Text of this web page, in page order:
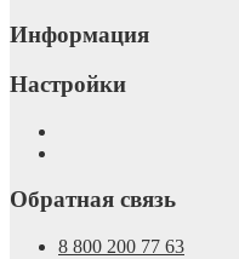
Информация
Настройки
Обратная связь
8 800 200 77 63